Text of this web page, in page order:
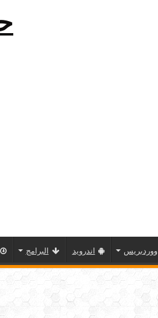
ووردبريس اندرويد البرامج